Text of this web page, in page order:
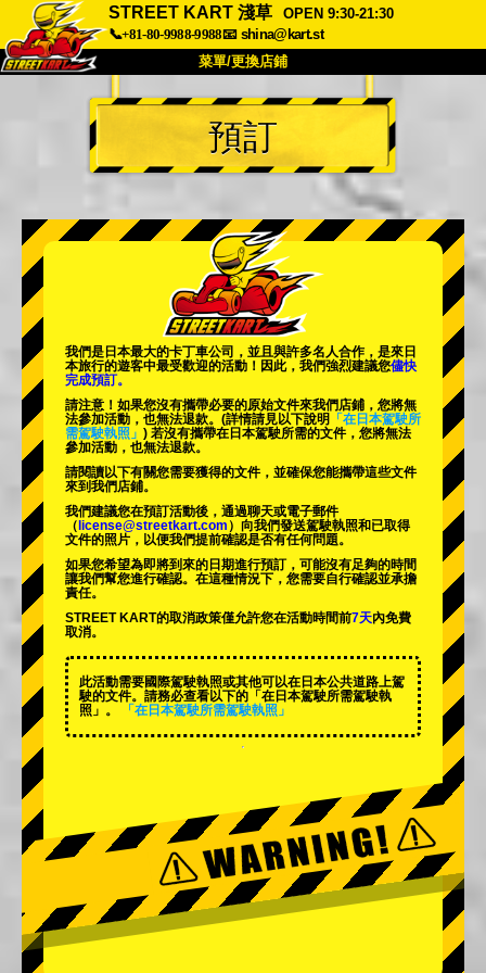
STREET KART 淺草
OPEN 9:30-21:30
📞+81-80-9988-9988📧 shina@kart.st
菜單/更換店鋪
首頁
關於 規格 價格
公司 預訂
更換店鋪
東京 秋葉原 #2
東京 澀谷附店 東京灣
東京 淺草 大阪
沖繩
預訂
我們是日本最大的卡丁車公司，並且與許多名人合作，是來日
本旅行的遊客中最受歡迎的活動 ！因此，我們強烈建議您儘快
完成預訂。
請注意！如果您沒有攜帶必要的原始文件來我們店鋪，您將無
法參加活動，也無法退款。 (詳情請見以下說明
「在日本駕駛所
需駕駛執照」 ) 若沒有攜帶在日本駕駛所需的文件，您將無法
參加活動，也無法退款。
請閱讀以下有關您需要獲得的文件，並確保您能攜帶這些文件
來到我們店鋪。
我們建議您在預訂活動後，通過聊天或電子郵件
（ license@streetkart.com ）向我們發送駕駛執照和已取得
文件的照片，以便我們提前確認是否有任何問題。
如果您希望為即將到來的日期進行預訂，可能沒有足夠的時間
讓我們幫您進行確認。在這種情況下，您需要自行確認並承擔
責任。
STREET KART的取消政策僅允許您在活動時間前7天內免費
取消。
此活動需要國際駕駛執照或其他可以在日本公共道路上駕
駛的文件。請務必查看以下的「在日本駕駛所需駕駛執
照」。
「在日本駕駛所需駕駛執照」